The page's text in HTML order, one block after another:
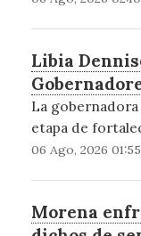
Libia
La gobernadora
etapa de
06 Ago, 2026
Morena